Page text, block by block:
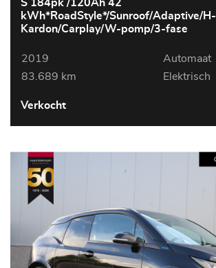
S 184pk /120Ah 42
kWh*RoadStyle*/Sunroof/Adaptive/H-
Kardon/Carplay/W-pomp/3-fase
2019
Automaat
83.689 km
Elektrisch
Verkocht